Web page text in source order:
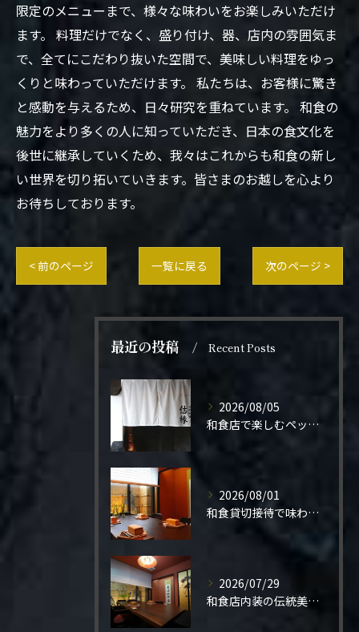
限定のメニューまで、様々な味わいをお楽しみいただけ
ます。 料理だけでなく、盛り付け、器、店内の雰囲気ま
で、全てにこだわり抜いた空間で、美味しい料理をゆっ
くりと味わっていただけます。 私たちは、お客様に驚き
と感動を与えるため、日々研究を重ねています。 和食の
魅力をより多くの人に知っていただき、日本の食文化を
後世に継承していくため、我々はこれからも和食の新し
い世界を切り拓いていきます。皆さまのお越しを心より
お待ちしております。
< 前のページ 一覧に戻る 次のページ >
最近の投稿 Recent Posts
2026/08/05
和食店で楽しむペット同伴の食事体験
2026/08/01
和食貸切接待で味わう極上の一夜
2026/07/29
和食店内装の伝統美と機能性